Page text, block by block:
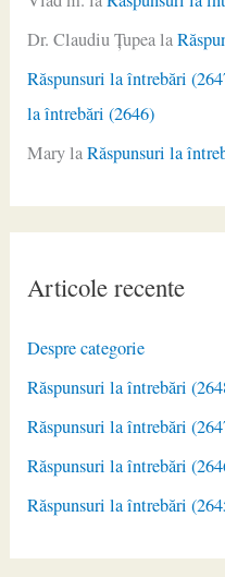
Dr. Claudiu Ţupeala
Răspunsuri la întrebări
la întrebări (2646)
MarylaRăspunsuri la
Articole recente
Despre categorie
Răspunsuri la întrebări
Răspunsuri la întrebări
Răspunsuri la întrebări
Răspunsuri la întrebări